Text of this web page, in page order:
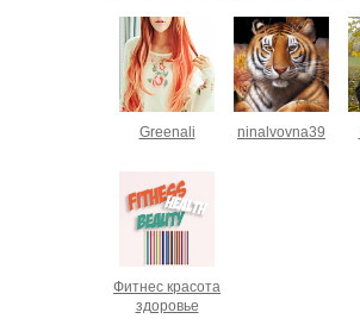
Greenali ninalvovna39
Фитнес красота
здоровье